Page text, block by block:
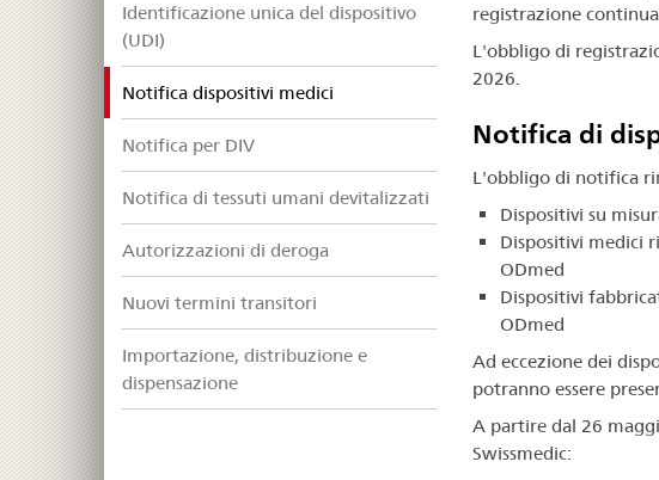
Identificazione unica del dispositivo
(UDI)
Notifica dispositivi medici
Notifica per DIV
Notifica di tessuti umani devitalizzati
Autorizzazioni di deroga
Nuovi termini transitori
Importazione, distribuzione e
dispensazione
registrazione
L'obbligo di
2026.
Notifica di
L'obbligo di notifica
Dispositivi su
Dispositivi medici
ODmed
Dispositivi
ODmed
Ad eccezione dei
potranno essere
A partire dal 26
Swissmedic: